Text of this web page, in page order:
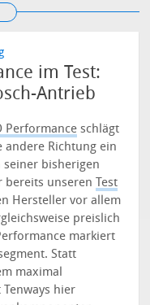
im Test:
Antrieb
Performance schlägt
andere Richtung ein
seiner bisherigen
bereits unserenTest
Hersteller vor allem
preislich
markiert
Statt
maximal
hier